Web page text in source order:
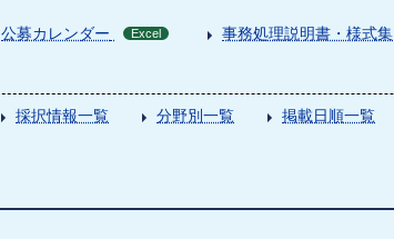
公募カレンダー Excel 事務処理説明書・様式集
採択情報一覧 分野別一覧 掲載日順一覧